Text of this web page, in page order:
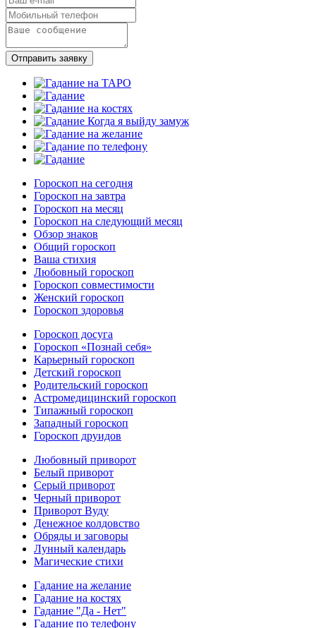
Отправить заявку
Гороскоп на сегодня
Гороскоп на завтра
Гороскоп на месяц
Гороскоп на следующий месяц
Обзор знаков
Общий гороскоп
Ваша стихия
Любовный гороскоп
Гороскоп совместимости
Женский гороскоп
Гороскоп здоровья
Гороскоп досуга
Гороскоп «Познай себя»
Карьерный гороскоп
Детский гороскоп
Родительский гороскоп
Астромедицинский гороскоп
Типажный гороскоп
Западный гороскоп
Гороскоп друидов
Любовный приворот
Белый приворот
Серый приворот
Черный приворот
Приворот Вуду
Денежное колдовство
Обряды и заговоры
Лунный календарь
Магические стихи
Гадание на желание
Гадание на костях
Гадание "Да - Нет"
Гадание по телефону